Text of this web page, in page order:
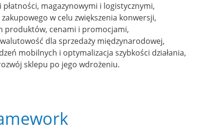
magazynowymi i logistycznymi,
w celu zwiększenia konwersji,
produktów, cenami i promocjami,
dla sprzedaży międzynarodowej,
mobilnych i optymalizacja szybkości działania,
sklepu po jego wdrożeniu.